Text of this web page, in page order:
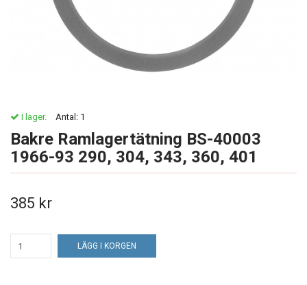
I lager. Antal: 1
Bakre Ramlagertätning BS-40003
1966-93 290, 304, 343, 360, 401
385 kr
LÄGG I KORGEN